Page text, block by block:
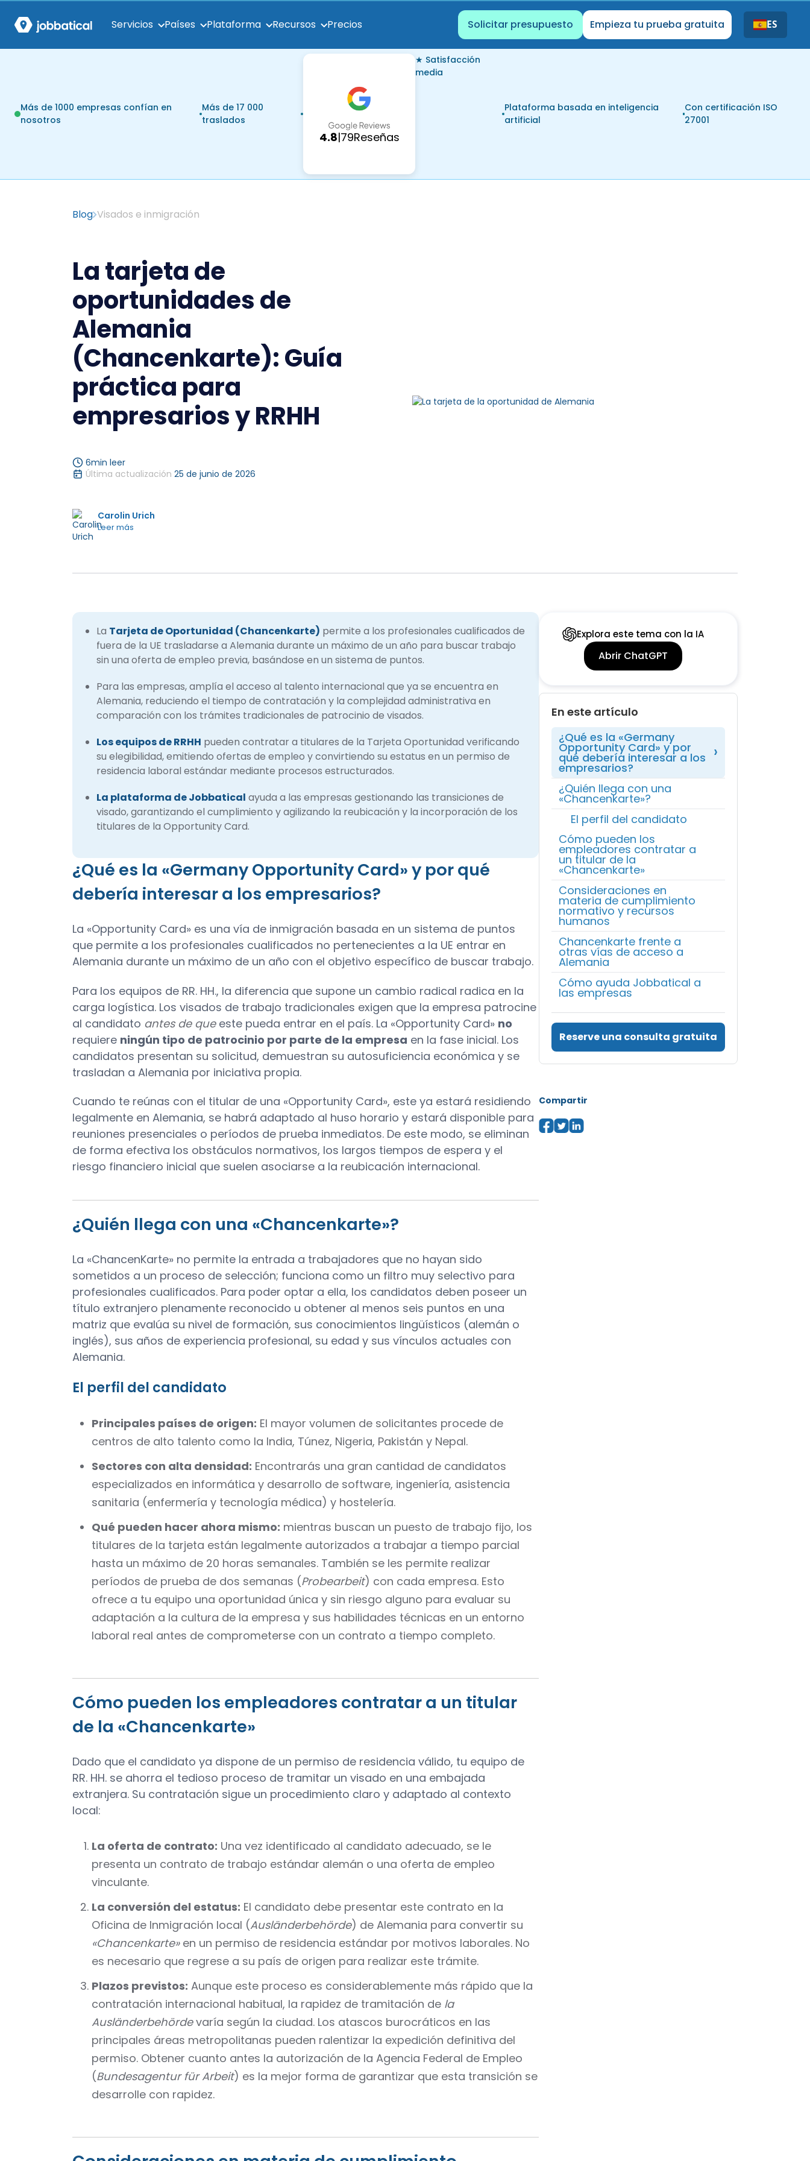
Servicios Países Plataforma Recursos Precios Solicitar presupuesto Empieza tu prueba gratuita ES
Más de 1000 empresas confían en
nosotros
Más de 17 000
traslados
4.8|79Reseñas
★ Satisfacción
media
Plataforma basada en inteligencia
artificial
Con certificación ISO
27001
Blog Visados e inmigración
La tarjeta de
oportunidades de
Alemania
(Chancenkarte): Guía
práctica para
empresarios y RRHH
6min leer
Última actualización 25 de junio de 2026
Carolin Urich
Leer más
La Tarjeta de Oportunidad (Chancenkarte) permite a los profesionales cualificados de
fuera de la UE trasladarse a Alemania durante un máximo de un año para buscar trabajo
sin una oferta de empleo previa, basándose en un sistema de puntos.
Para las empresas, amplía el acceso al talento internacional que ya se encuentra en
Alemania, reduciendo el tiempo de contratación y la complejidad administrativa en
comparación con los trámites tradicionales de patrocinio de visados.
Los equipos de RRHH pueden contratar a titulares de la Tarjeta Oportunidad verificando
su elegibilidad, emitiendo ofertas de empleo y convirtiendo su estatus en un permiso de
residencia laboral estándar mediante procesos estructurados.
La plataforma de Jobbatical ayuda a las empresas gestionando las transiciones de
visado, garantizando el cumplimiento y agilizando la reubicación y la incorporación de los
titulares de la Opportunity Card.
¿Qué es la «Germany Opportunity Card» y por qué
debería interesar a los empresarios?
La «Opportunity Card» es una vía de inmigración basada en un sistema de puntos
que permite a los profesionales cualificados no pertenecientes a la UE entrar en
Alemania durante un máximo de un año con el objetivo específico de buscar trabajo.
Para los equipos de RR. HH., la diferencia que supone un cambio radical radica en la
carga logística. Los visados de trabajo tradicionales exigen que la empresa patrocine
al candidato antes de queeste pueda entrar en el país. La «Opportunity Card» no
requiere ningún tipo de patrocinio por parte de la empresa en la fase inicial. Los
candidatos presentan su solicitud, demuestran su autosuficiencia económica y se
trasladan a Alemania por iniciativa propia.
Cuando te reúnas con el titular de una «Opportunity Card», este ya estará residiendo
legalmente en Alemania, se habrá adaptado al huso horario y estará disponible para
reuniones presenciales o períodos de prueba inmediatos. De este modo, se eliminan
de forma efectiva los obstáculos normativos, los largos tiempos de espera y el
riesgo financiero inicial que suelen asociarse a la reubicación internacional.
¿Quién llega con una «Chancenkarte»?
La «ChancenKarte» no permite la entrada a trabajadores que no hayan sido
sometidos a un proceso de selección; funciona como un filtro muy selectivo para
profesionales cualificados. Para poder optar a ella, los candidatos deben poseer un
título extranjero plenamente reconocido u obtener al menos seis puntos en una
matriz que evalúa su nivel de formación, sus conocimientos lingüísticos (alemán o
inglés), sus años de experiencia profesional, su edad y sus vínculos actuales con
Alemania.
El perfil del candidato
Principales países de origen: El mayor volumen de solicitantes procede de
centros de alto talento como la India, Túnez, Nigeria, Pakistán y Nepal.
Sectores con alta densidad: Encontrarás una gran cantidad de candidatos
especializados en informática y desarrollo de software, ingeniería, asistencia
sanitaria (enfermería y tecnología médica) y hostelería.
Qué pueden hacer ahora mismo: mientras buscan un puesto de trabajo fijo, los
titulares de la tarjeta están legalmente autorizados a trabajar a tiempo parcial
hasta un máximo de 20 horas semanales. También se les permite realizar
períodos de prueba de dos semanas (Probearbeit) con cada empresa. Esto
ofrece a tu equipo una oportunidad única y sin riesgo alguno para evaluar su
adaptación a la cultura de la empresa y sus habilidades técnicas en un entorno
laboral real antes de comprometerse con un contrato a tiempo completo.
Cómo pueden los empleadores contratar a un titular
de la «Chancenkarte»
Dado que el candidato ya dispone de un permiso de residencia válido, tu equipo de
RR. HH. se ahorra el tedioso proceso de tramitar un visado en una embajada
extranjera. Su contratación sigue un procedimiento claro y adaptado al contexto
local:
La oferta de contrato: Una vez identificado al candidato adecuado, se le
presenta un contrato de trabajo estándar alemán o una oferta de empleo
vinculante.
La conversión del estatus: El candidato debe presentar este contrato en la
Oficina de Inmigración local (Ausländerbehörde) de Alemania para convertir su
«Chancenkarte»en un permiso de residencia estándar por motivos laborales. No
es necesario que regrese a su país de origen para realizar este trámite.
Plazos previstos: Aunque este proceso es considerablemente más rápido que la
contratación internacional habitual, la rapidez de tramitación de la
Ausländerbehördevaría según la ciudad. Los atascos burocráticos en las
principales áreas metropolitanas pueden ralentizar la expedición definitiva del
permiso. Obtener cuanto antes la autorización de la Agencia Federal de Empleo
(Bundesagentur für Arbeit) es la mejor forma de garantizar que esta transición se
desarrolle con rapidez.
Explora este tema con la IA
Abrir ChatGPT
En este artículo
¿Qué es la «Germany
Opportunity Card» y por
qué debería interesar a los
empresarios?
¿Quién llega con una
«Chancenkarte»?
El perfil del candidato
Cómo pueden los
empleadores contratar a
un titular de la
«Chancenkarte»
Consideraciones en
materia de cumplimiento
normativo y recursos
humanos
Chancenkarte frente a
otras vías de acceso a
Alemania
Cómo ayuda Jobbatical a
las empresas
Reserve una consulta gratuita
Compartir